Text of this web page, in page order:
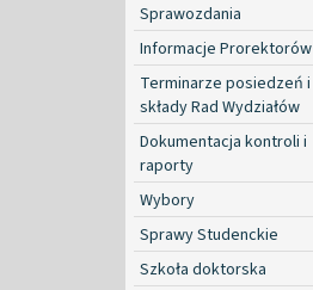
Sprawozdania
Informacje Prorektorów
Terminarze posiedzeń i
składy Rad Wydziałów
Dokumentacja kontroli i
raporty
Wybory
Sprawy Studenckie
Szkoła doktorska